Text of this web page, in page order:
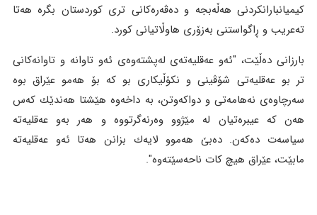
كیمیانبارانكردنی هەڵەبجە و دەڤەرەكانی تری كوردستان بگرە هەتا
تەعریب و ڕاگواستنی بەزۆری هاوڵاتیانی كورد.
بارزانی ده‌ڵێت، "ئەو عەقلیەتەی لەپشتەوەی ئەو تاوانە و تاوانەكانی
تر بو عەقلیەتی شۆڤینی و نكۆڵیكاری بو كە بۆ هەمو عێراق بوە
سەرچاوەی نەهامەتی و دواكەوتن، بە داخەوە هێشتا هەندێك كەس
هەن كە عیبرەتیان لە مێژوو وەرنەگرتووە و هەر بەو عەقلیەتە
سیاسەت دەكەن. دەبێ هەموو لایەك بزانن هەتا ئەو عەقلیەتە
مابێت، عێراق هیچ كات ناحەسێتەوە".